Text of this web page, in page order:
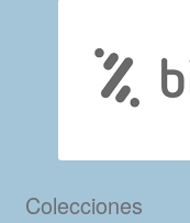
Colecciones